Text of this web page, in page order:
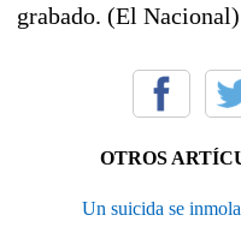
grabado. (El Nacional)
OTROS
Un suicida se